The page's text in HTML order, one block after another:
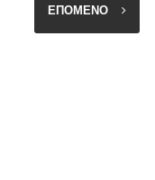
ΕΠΟΜΕΝΟ